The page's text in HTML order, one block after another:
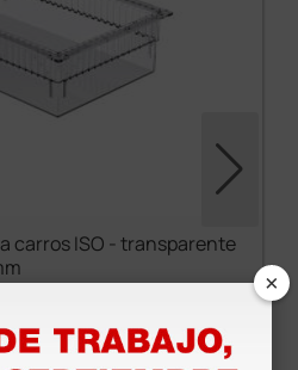
carros ISO - transparente
×